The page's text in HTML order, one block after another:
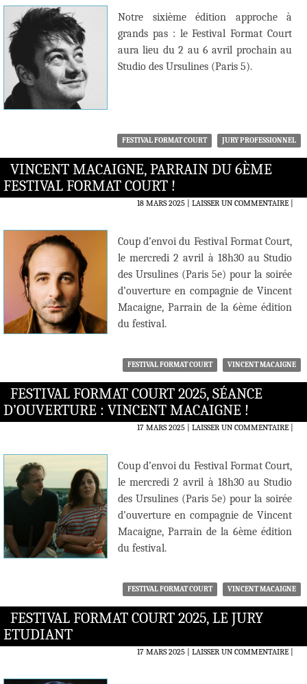
Notre sixième édition approche à
grands pas : le Festival Format Court
aura lieu du 2 au 6 avril prochain au
Studio des Ursulines (Paris 5).
FESTIVAL FORMAT COURT JURY PROFESSIONNEL
VINCENT MACAIGNE, PARRAIN DU 6ÈME
FESTIVAL FORMAT COURT !
18 MARS 2025 LAISSER UN COMMENTAIRE|
Coup d’envoi du Festival Format Court,
le mercredi 2 avril à 18h30 au Studio
des Ursulines (Paris 5e) pour la soirée
d’ouverture en compagnie de Vincent
Macaigne, Parrain de la 6ème édition
du festival.
FESTIVAL FORMAT COURT VINCENT MACAIGNE
FESTIVAL FORMAT COURT 2025, SÉANCE
D’OUVERTURE : VINCENT MACAIGNE !
17 MARS 2025 LAISSER UN COMMENTAIRE|
Coup d’envoi du Festival Format Court,
le mercredi 2 avril à 18h30 au Studio
des Ursulines (Paris 5e) pour la soirée
d’ouverture en compagnie de Vincent
Macaigne, Parrain de la 6ème édition
du festival.
FESTIVAL FORMAT COURT VINCENT MACAIGNE
FESTIVAL FORMAT COURT 2025, LE JURY
ETUDIANT
17 MARS 2025 LAISSER UN COMMENTAIRE|